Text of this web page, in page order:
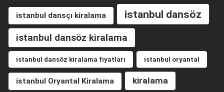
istanbul dansçı kiralama istanbul dansöz
istanbul dansöz kiralama
istanbul dansöz kiralama fiyatları istanbul oryantal
istanbul Oryantal Kiralama kiralama